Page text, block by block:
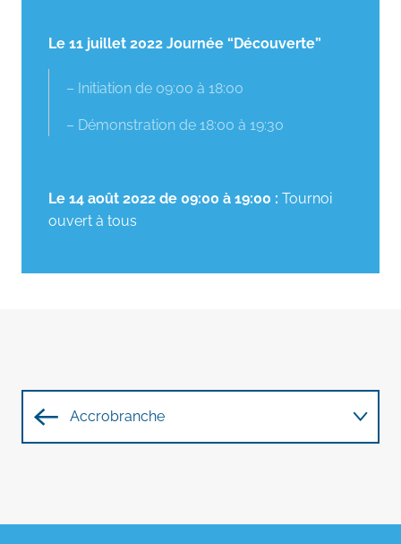
Le 11 juillet 2022 Journée “Découverte”
– Initiation de 09:00 à 18:00
– Démonstration de 18:00 à 19:30
Le 14 août 2022 de 09:00 à 19:00 : Tournoi
ouvert à tous
Accrobranche
Laser Game Outdoor